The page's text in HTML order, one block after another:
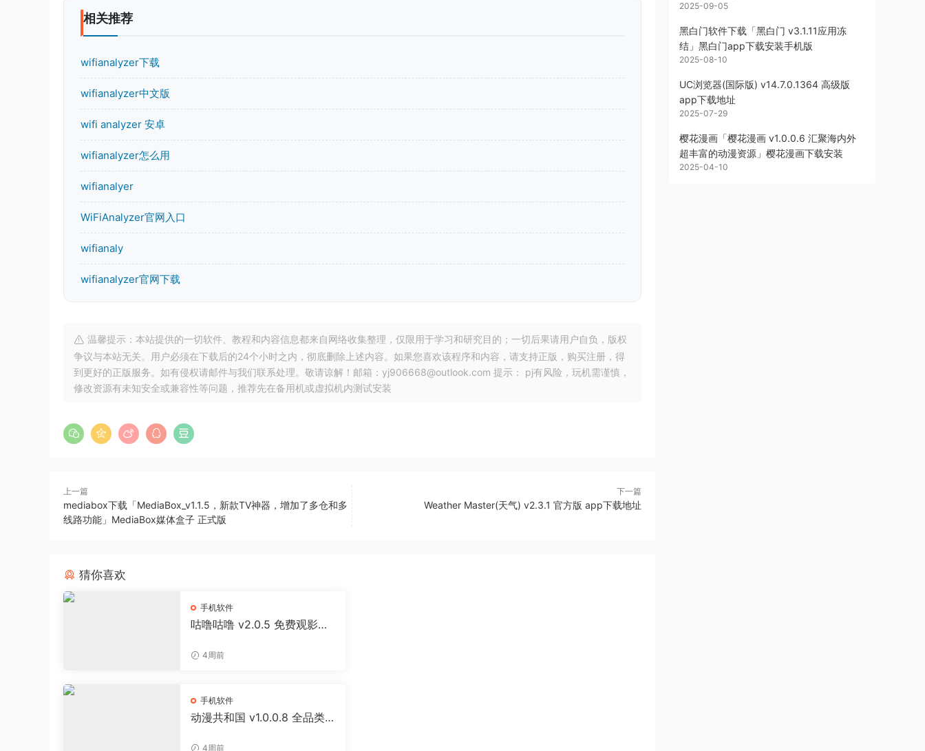
相关推荐
wifianalyzer下载
wifianalyzer中文版
wifi analyzer 安卓
wifianalyzer怎么用
wifianalyer
WiFiAnalyzer官网入口
wifianaly
wifianalyzer官网下载
温馨提示：本站提供的一切软件、教程和内容信息都来自网络收集整理，仅限用于学习和研究目的；一切后果请用户自负，版权
争议与本站无关。用户必须在下载后的24个小时之内，彻底删除上述内容。如果您喜欢该程序和内容，请支持正版，购买注册，得
到更好的正版服务。如有侵权请邮件与我们联系处理。敬请谅解！邮箱：yj906668@outlook.com 提示： pj有风险，玩机需谨慎，
修改资源有未知安全或兼容性等问题，推荐先在备用机或虚拟机内测试安装
上一篇
mediabox下载「MediaBox_v1.1.5，新款TV神器，增加了多仓和多
线路功能」MediaBox媒体盒子 正式版
下一篇
Weather Master(天气) v2.3.1 官方版 app下载地址
猜你喜欢
手机软件
咕噜咕噜 v2.0.5 免费观影神
4周前
手机软件
动漫共和国 v1.0.0.8 全品类
投屏缓存工具
4周前
2025-09-05
黑白门软件下载「黑白门 v3.1.11应用冻
结」黑白门app下载安装手机版
2025-08-10
UC浏览器(国际版) v14.7.0.1364 高级版
app下载地址
2025-07-29
樱花漫画「樱花漫画 v1.0.0.6 汇聚海内外
超丰富的动漫资源」樱花漫画下载安装
2025-04-10